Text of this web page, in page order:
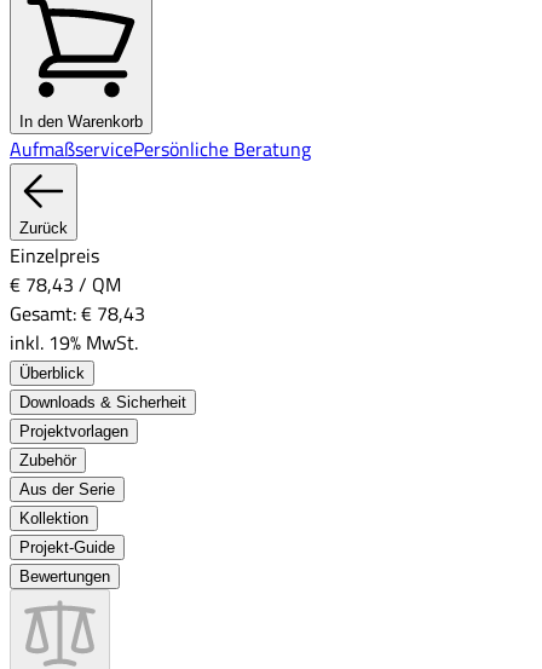
In den Warenkorb
AufmaßservicePersönliche Beratung
Zurück
Einzelpreis
€ 78,43 / QM
Gesamt:€ 78,43
inkl. 19% MwSt.
Überblick
Downloads & Sicherheit
Projektvorlagen
Zubehör
Aus der Serie
Kollektion
Projekt-Guide
Bewertungen